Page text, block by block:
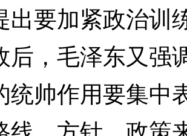
出要加紧政治训
后，毛泽东又强
统帅作用要集中